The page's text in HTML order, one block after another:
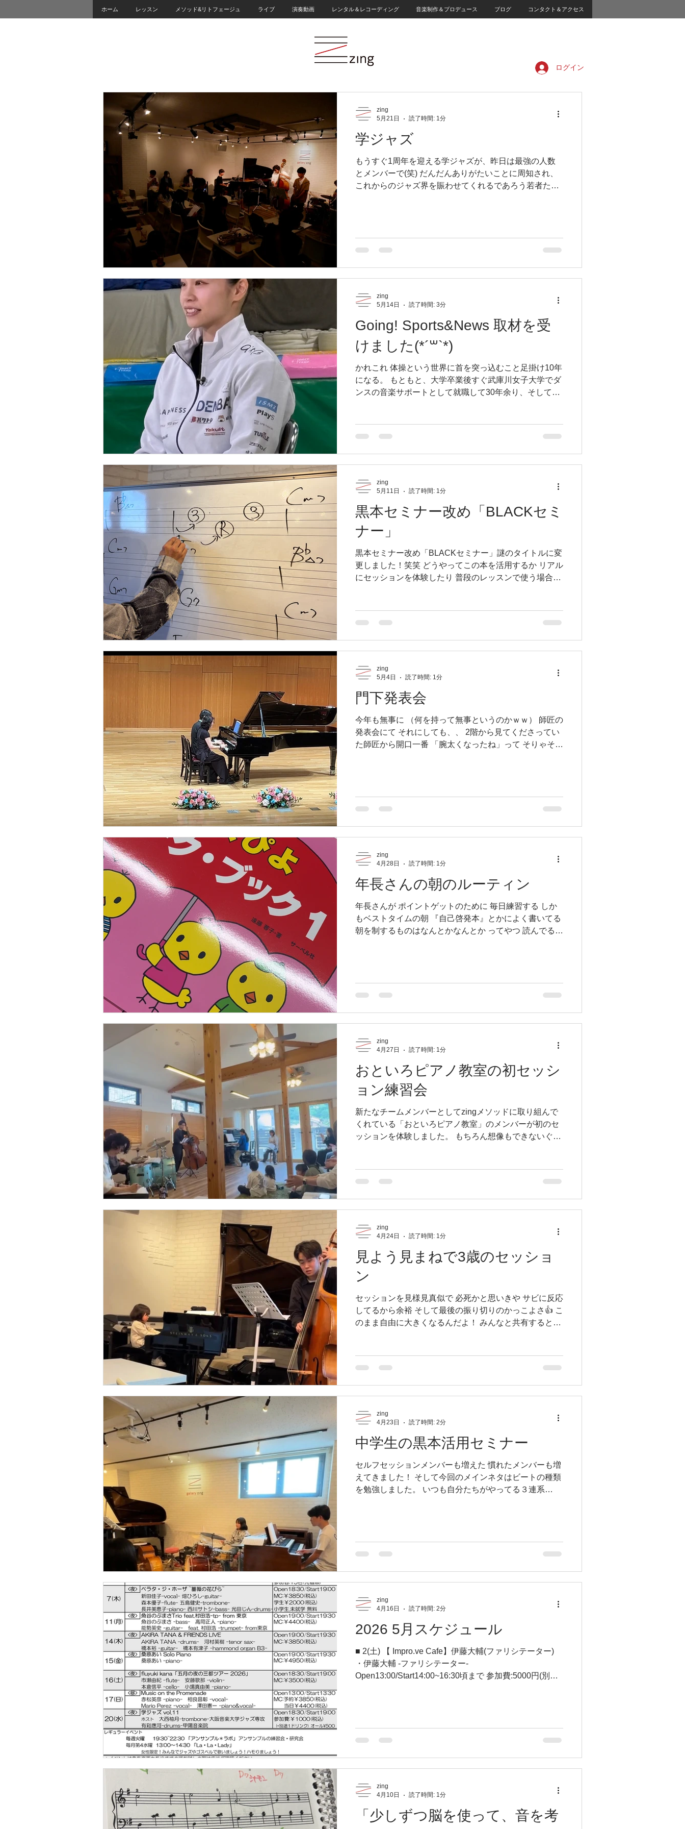
ホーム レッスン メソッド&リトフェージュ ライブ 演奏動画 レンタル＆レコーディング 音楽制作＆プロデュース ブログ コンタクト＆アクセス
ログイン
学ジャズ
もうすぐ1周年を迎える学ジャズが、昨日は最強の人数
とメンバーで(笑) だんだんありがたいことに周知され、
これからのジャズ界を賑わせてくれるであろう若者たち
またハイレベルなプロ、そしてジャズ好きの若者たちが
と思いきや、若者の盛り上がりったら半端ない しかも こ
のジャズセッションに集まってくる子たちの共通点は、
コミュニケーション能力が高い！あちこちに声かけて仲
良くなってる そして昨日も新米zingキッズの中坊を優し
く率いてくれてる ほんとに世の中捨てたもんじゃないよ
て 熱い！！！！ 一年迎えるまでにこの盛り上がりは最
強！！！...
zing
5月21日
読了時間: 1分
Going! Sports&News 取材を受
けました(*´꒳`*)
かれこれ 体操という世界に首を突っ込むこと足掛け10年
になる。 もともと、大学卒業後すぐ武庫川女子大学でダ
ンスの音楽サポートとして就職して30年余り、そして後
まっているので、ある程度編曲してあるにせよみんなが
1分半の曲を使っているので、悪い言い方すると誰かの
曲と差し替えてもそんなに違和感がないように私は見え
た。 ここは個人的感想なので流していただきたい。 しか
し その大野先生に出会って『コレを見てください』と見
体で音楽を感じている演技でこの音楽だからこの演技な
んだという衝撃を受けた。 そう！その映像は世界トップ
レベルの選手の映像だった。 なぜこんなにも音楽の立ち
位置が違うのかというところから始まり、面白いぐらい
に日本の選手の競技に対する集中力は全力で競技にある
とわかった。間違いなく耳ではないし、ダンスをする人
zing
5月14日
読了時間: 3分
黒本セミナー改め「BLACKセミ
ナー」
黒本セミナー改め「BLACKセミナー」謎のタイトルに変
更しました！笑笑 どうやってこの本を活用するか リアル
にセッションを体験したり 普段のレッスンで使う場合、
いあるから 逆にこのやり方がベストなんてない 少なくと
もただただ指を動かすためではなく、頭を使って音を考
えるためのトレーニングであることは間違いない みなさ
らいいな〜と口を揃えて仰る もちろん最終的には「降っ
わ！！！！！！！！！！ と声を大にしていいたい すごい
出してるねん！！ 鬼のようなネタをたくさんたくさん貯
めて お金には変えられない貯金よ！！ （しかし大きな複
利はあるｗｗ） 降ってきてる風にチャカチャカやってる
zing
5月11日
読了時間: 1分
門下発表会
今年も無事に （何を持って無事というのかｗｗ） 師匠の
発表会にて それにしても、、 2階から見てくださってい
た師匠から開口一番 「腕太くなったね」って そりゃそう
食事と睡眠以外の時間弾き続けても一切故障することな
題をいただき 自分との戦いに挑戦する子供達の気持ちを
忘れることなくピアノに向かうことも大切な時間となり
ます。 誰も演奏にプレッシャーかけられてるわけでもな
いのに、舞台というところでかかる圧はあの場でしか経
験できない圧ですよね。 3歳でも61歳でも半分は楽しく
半分ドキドキする感じ、必要である限りがんばります！
何十年もGWはこれが終わってからｗｗ
zing
5月4日
読了時間: 1分
年長さんの朝のルーティン
年長さんが ポイントゲットのために 毎日練習する しか
もベストタイムの朝 『自己啓発本』とかによく書いてる
朝を制するものはなんとかなんとか ってやつ 読んでるの
やることの準備をして やる時間さえ決めたら できないこ
ゃんとやるかどうかではないのです！ 内容も後回しで
す！ まずは やれるかどうか なんでも 0から1のハードル
が高いのです！ 今頃 ぴよぴよの準備していい夢見てるだ
ろうな〜😚😚😚
zing
4月28日
読了時間: 1分
おといろピアノ教室の初セッシ
ョン練習会
新たなチームメンバーとしてzingメソッドに取り組んで
くれている「おといろピアノ教室」のメンバーが初のセ
ッションを体験しました。 もちろん想像もできないぐら
ドラムに合わせて自分一人で練習した曲を、「なぜかい
つもと違うぞ？！」という体感を感じながらやるんだか
ら、そうとう緊張したはず しかし何回かやってるうちに
れ、聴いてくれてるたくさんの保護者さんや、もちろん
大したもんです！！ 最後はみんなが持参したケンハモで
コード分解して ブルースの進行を考えながらセッション
しました みんな活き活きして楽しんでくれて、帰りも元
気に帰って行きました！ またコレに味しめてやろうねｗ
ｗ https://www.instagram.com/p/DXp9C04khS3/?
igsh=bW8ydzR0eHQ2Y3F3
zing
4月27日
読了時間: 1分
見よう見まねで3歳のセッショ
ン
セッションを見様見真似で 必死かと思いきや サビに反応
してるから余裕 そして最後の振り切りのかっこよさ👍 こ
のまま自由に大きくなるんだよ！ みんなと共有するとこ
ではなくて たくさんの共有を知って その中から自由に自
分で選択して 自分が選択したものを信じて楽しむ ことが
できること そして楽しめなかった原因を また考えて次に
るんだよ 次を見ることさえできれば👍 今月もそんなキッ
https://www.instagram.com/reel/DXFpCSsEnbi/?
zing
4月24日
読了時間: 1分
中学生の黒本活用セミナー
セルフセッションメンバーも増えた 慣れたメンバーも増
えてきました！ そして今回のメインネタはビートの種類
を勉強しました。 いつも自分たちがやってる３連系
に本人が気がつかないハードル 小学校に上がるって目に
る でもね 人間超えられないハードルないらしいｗ たく
さん見てきたけど まだまだこの先の方が 歪なハードルら
しいよｗｗｗ 今は一生懸命自分の今持ってる力で 越えれ
ばいいよ そしてハードルぐらい倒していける 力をつけら
れるのが この時期かもね 小さい社会が見えて 人間も社
会化してくる だからメンタルにくる なもんで 一生懸命
になれる音楽で 逃げよう！ メンタルにメンタ
zing
4月23日
読了時間: 2分
2026 5月スケジュール
■ 2(土) 【 Impro.ve Cafe】伊藤大輔(ファリシテーター)
・伊藤大輔 -ファリシテーター-
Open13:00/Start14:00~16:30頃まで 参加費:5000円(別途
■ 7(木) ペラタ・ジ・ホーザ ~薔薇の花びら~ ・新田佳子 -
替なし) MC:￥3,850(税込)/学生¥2,000(税込)/小学生.未就
学 無料 ご予約はこちら↓ https://www.zing-music.com/
zing
4月16日
読了時間: 2分
「少しずつ脳を使って、音を考
zing
4月10日
読了時間: 1分